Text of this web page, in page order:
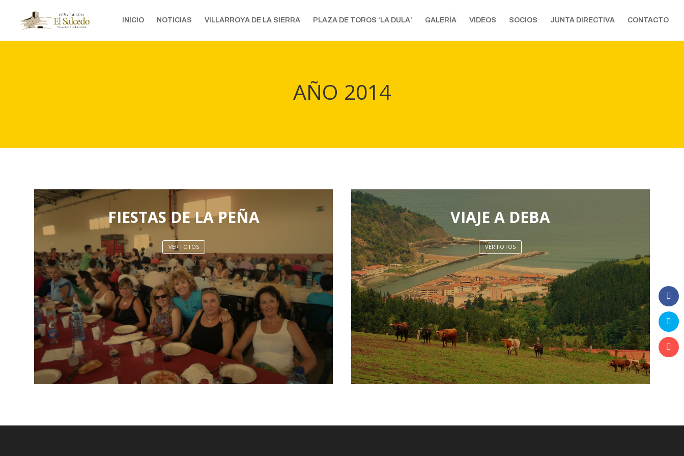
INICIO NOTICIAS VILLARROYA DE LA SIERRA PLAZA DE TOROS ‘LA DULA’ GALERÍA VIDEOS SOCIOS JUNTA DIRECTIVA CONTACTO
AÑO 2014
FIESTAS DE LA PEÑA
VER FOTOS
VIAJE A DEBA
VER FOTOS